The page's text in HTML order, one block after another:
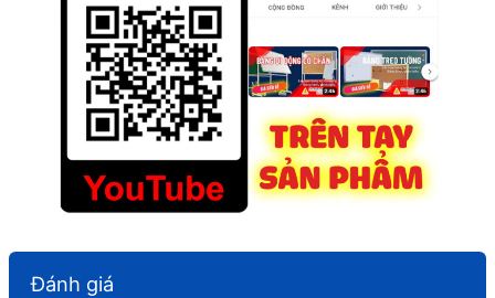
Đánh giá